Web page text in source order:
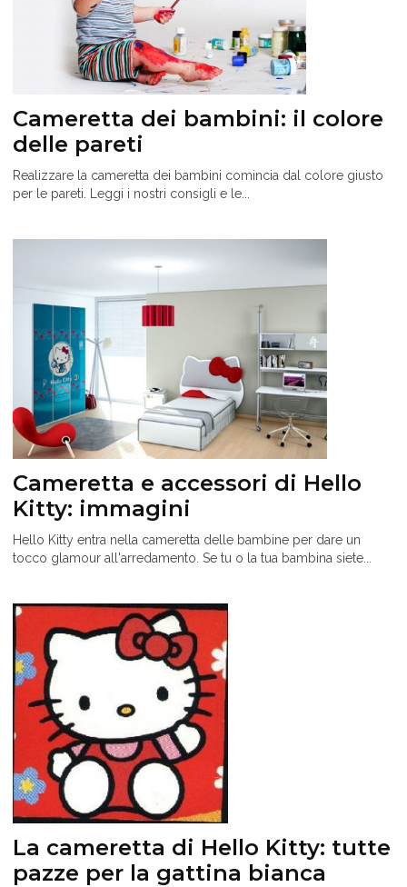
Cameretta dei bambini: il colore
delle pareti
Realizzare la cameretta dei bambini comincia dal colore giusto
per le pareti. Leggi i nostri consigli e le...
Cameretta e accessori di Hello
Kitty: immagini
Hello Kitty entra nella cameretta delle bambine per dare un
tocco glamour all'arredamento. Se tu o la tua bambina siete...
La cameretta di Hello Kitty: tutte
pazze per la gattina bianca